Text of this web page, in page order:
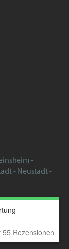
-
- Neustadt -
Datenschutz
55 Rezensionen